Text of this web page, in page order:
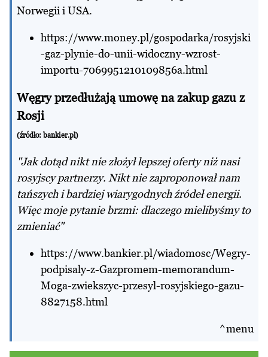
Norwegii i USA.
https://www.money.pl/gospodarka/rosyjski
-gaz-plynie-do-unii-widoczny-wzrost-
importu-7069951210109856a.html
Węgry przedłużają umowę na zakup gazu z
Rosji
(źródło: bankier.pl)
"Jak dotąd nikt nie złożył lepszej oferty niż nasi
rosyjscy partnerzy. Nikt nie zaproponował nam
tańszych i bardziej wiarygodnych źródeł energii.
Więc moje pytanie brzmi: dlaczego mielibyśmy to
zmieniać"
https://www.bankier.pl/wiadomosc/Wegry-
podpisaly-z-Gazpromem-memorandum-
Moga-zwiekszyc-przesyl-rosyjskiego-gazu-
8827158.html
^menu